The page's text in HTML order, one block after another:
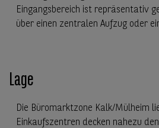
Eingangsbereich ist repräsentativ
über einen zentralen Aufzug oder
Lage
Die Büromarktzone Kalk/Mülheim
Einkaufszentren decken nahezu